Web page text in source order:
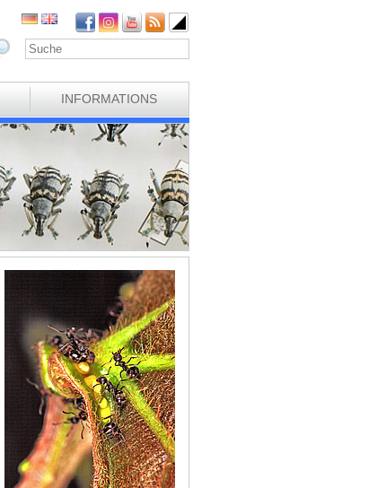
INFORMATIONS